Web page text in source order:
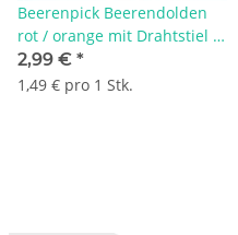
Beerenpick Beerendolden
rot / orange mit Drahtstiel -
Wasserabweisend! VE 2
Stück
2,99 € *
1,49 € pro 1 Stk.